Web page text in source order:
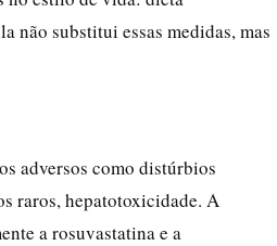
substitui essas medidas, mas
adversos como distúrbios
raros, hepatotoxicidade. A
a rosuvastatina e a